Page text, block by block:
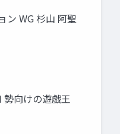
WG 杉山 阿聖
向けの遊戯王